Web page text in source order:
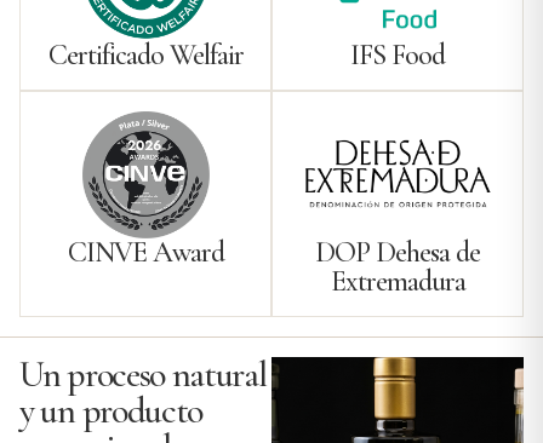
Certificado Welfair IFS Food
CINVE Award
DOP Dehesa de
Extremadura
Un proceso natural
y un producto